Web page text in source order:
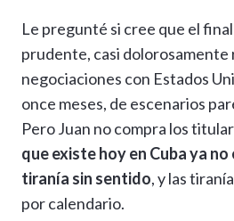
Le pregunté si cree que el
prudente, casi dolorosamente
negociaciones con Estados
once meses, de escenarios
Pero Juan no compra los
que existe hoy en Cuba ya
tiranía sin sentido, y las
por calendario.